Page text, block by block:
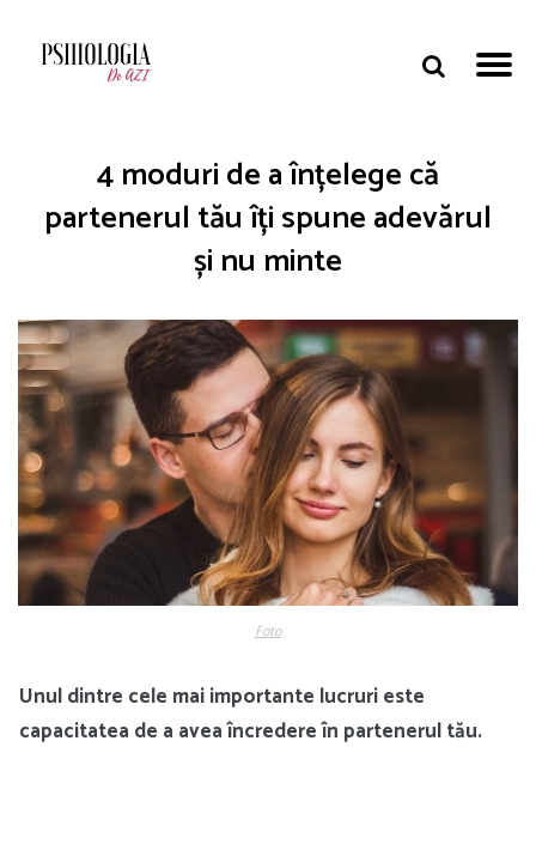
4 moduri de a înțelege că
partenerul tău îți spune adevărul
și nu minte
Foto
Unul dintre cele mai importante lucruri este
capacitatea de a avea încredere în partenerul tău.